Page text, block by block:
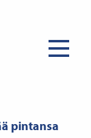
pintansa